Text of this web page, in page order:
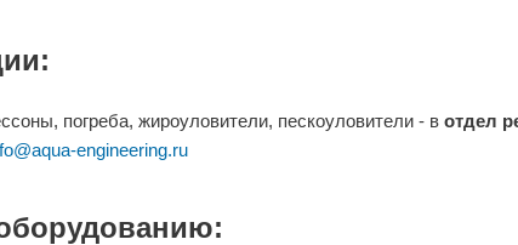
погреба, жироуловители, пескоуловители - в отдел
engineering.ru